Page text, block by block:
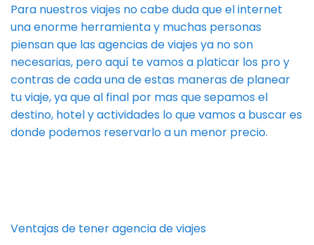
Para nuestros viajes no cabe duda que el internet
una enorme herramienta y muchas personas
piensan que las agencias de viajes ya no son
necesarias, pero aquí te vamos a platicar los pro y
contras de cada una de estas maneras de planear
tu viaje, ya que al final por mas que sepamos el
destino, hotel y actividades lo que vamos a buscar es
donde podemos reservarlo a un menor precio.
Ventajas de tener agencia de viajes